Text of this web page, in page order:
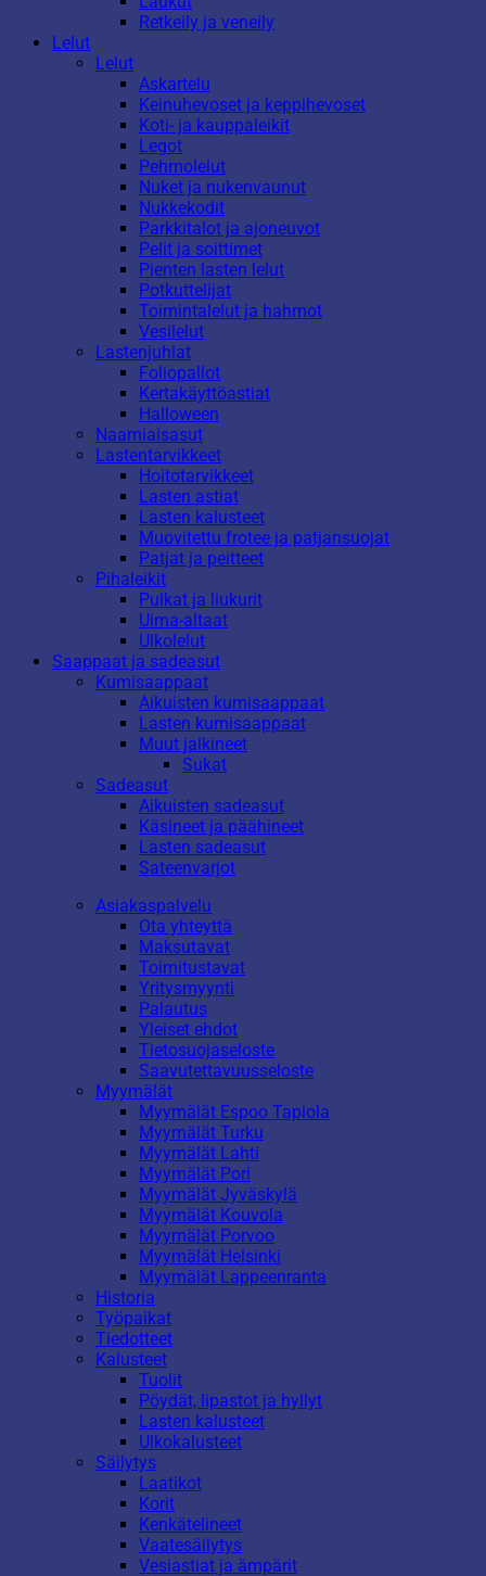
Retkeily ja veneily
Lelut
Lelut
Askartelu
Keinuhevoset ja keppihevoset
Koti- ja kauppaleikit
Legot
Pehmolelut
Nuket ja nukenvaunut
Nukkekodit
Parkkitalot ja ajoneuvot
Pelit ja soittimet
Pienten lasten lelut
Potkuttelijat
Toimintalelut ja hahmot
Vesilelut
Lastenjuhlat
Foliopallot
Kertakäyttöastiat
Halloween
Naamiaisasut
Lastentarvikkeet
Hoitotarvikkeet
Lasten astiat
Lasten kalusteet
Muovitettu frotee ja patjansuojat
Patjat ja peitteet
Pihaleikit
Pulkat ja liukurit
Uima-altaat
Ulkolelut
Saappaat ja sadeasut
Kumisaappaat
Aikuisten kumisaappaat
Lasten kumisaappaat
Muut jalkineet
Sukat
Sadeasut
Aikuisten sadeasut
Käsineet ja päähineet
Lasten sadeasut
Sateenvarjot
Asiakaspalvelu
Ota yhteyttä
Maksutavat
Toimitustavat
Yritysmyynti
Palautus
Yleiset ehdot
Tietosuojaseloste
Saavutettavuusseloste
Myymälät
Myymälät Espoo Tapiola
Myymälät Turku
Myymälät Lahti
Myymälät Pori
Myymälät Jyväskylä
Myymälät Kouvola
Myymälät Porvoo
Myymälät Helsinki
Myymälät Lappeenranta
Historia
Työpaikat
Tiedotteet
Kalusteet
Tuolit
Pöydät, lipastot ja hyllyt
Lasten kalusteet
Ulkokalusteet
Säilytys
Laatikot
Korit
Kenkätelineet
Vaatesäilytys
Vesiastiat ja ämpärit